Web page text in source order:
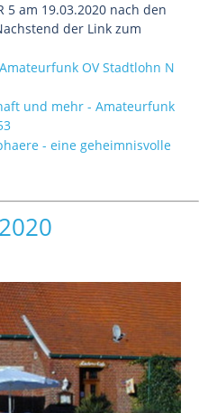
5 am 19.03.2020 nach den
der Link zum
OV Stadtlohn N
und mehr - Amateurfunk
- eine geheimnisvolle